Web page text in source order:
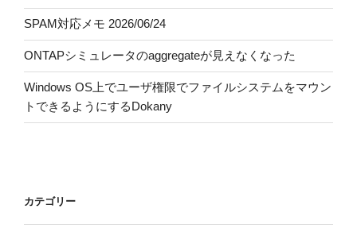
SPAM対応メモ 2026/06/24
ONTAPシミュレータのaggregateが見えなくなった
Windows OS上でユーザ権限でファイルシステムをマウン
トできるようにするDokany
カテゴリー